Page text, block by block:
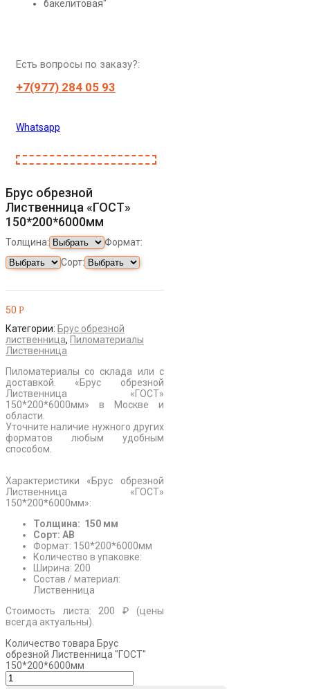
Есть вопросы по заказу?:
+7(977) 284 05 93
Whatsapp
Брус обрезной
Лиственница «ГОСТ»
150*200*6000мм
Толщина:
Формат:
Сорт:
50 Р
Категории: Брус обрезной
лиственница, Пиломатериалы
Лиственница
Пиломатериалы со склада или с
доставкой. «Брус обрезной
Лиственница «ГОСТ»
150*200*6000мм» в Москве и
области.
Уточните наличие нужного других
форматов любым удобным
способом.
Характеристики «Брус обрезной
Лиственница «ГОСТ»
150*200*6000мм»:
Толщина: 150 мм
Сорт: АВ
Формат: 150*200*6000мм
Количество в упаковке:
Ширина: 200
Состав / материал:
Лиственница
Стоимость листа: 200 ₽ (цены
всегда актуальны).
Количество товара Брус
обрезной Лиственница "ГОСТ"
150*200*6000мм